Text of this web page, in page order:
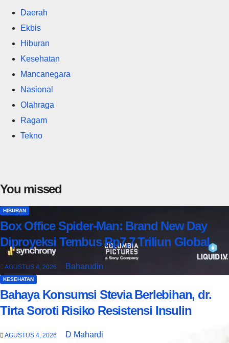
Daerah
Ekbis
Hiburan
Kesehatan
Mancanegara
Nasional
Olahraga
Ragam
Tekno
You missed
HIBURAN
Box Office Spider-Man: Brand New Day
Diproyeksi Tembus Rp7,7 Triliun Global
AGUSTUS 4, 2026 Baharudin
KESEHATAN
Bahaya Konsumsi Stevia Berlebihan, dr.
Tirta Soroti Risiko Resistensi Insulin
AGUSTUS 4, 2026 D Mahardi